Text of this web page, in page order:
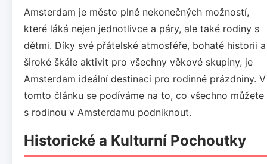
Amsterdam je město plné nekonečných možností,
které láká nejen jednotlivce a páry, ale také rodiny s
dětmi. Díky své přátelské atmosféře, bohaté historii a
široké škále aktivit pro všechny věkové skupiny, je
Amsterdam ideální destinací pro rodinné prázdniny. V
tomto článku se podíváme na to, co všechno můžete
s rodinou v Amsterdamu podniknout.
Historické a Kulturní Pochoutky